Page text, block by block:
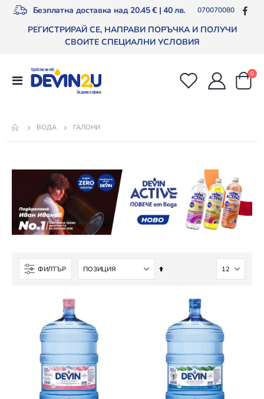
Безплатна доставка над 20.45 € | 40 лв. 070070080
РЕГИСТРИРАЙ СЕ, НАПРАВИ ПОРЪЧКА И ПОЛУЧИ
СВОИТЕ СПЕЦИАЛНИ УСЛОВИЯ
Превключване
Cart
0
ВОДА ГАЛОНИ
ФИЛТЪР
Настрой